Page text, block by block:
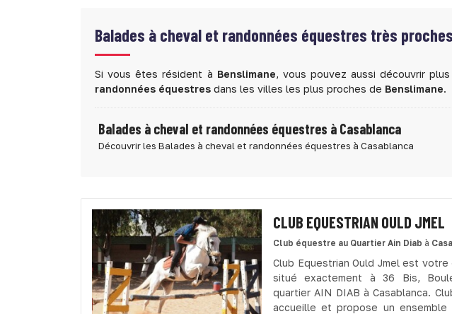
Balades à cheval et randonnées équestres très
Si vous êtes résident à Benslimane, vous pouvez aussi découvrir
randonnées équestres dans les villes les plus proches de Benslimane.
Balades à cheval et randonnées équestres à Casablanca
Découvrir les Balades à cheval et randonnées équestres à Casablanca
CLUB EQUESTRIAN OULD JMEL
Club équestre au Quartier Ain Diab à
Club Equestrian Ould Jmel est
situé exactement à 36 Bis,
quartier AIN DIAB à Casablanca.
accueille et propose un